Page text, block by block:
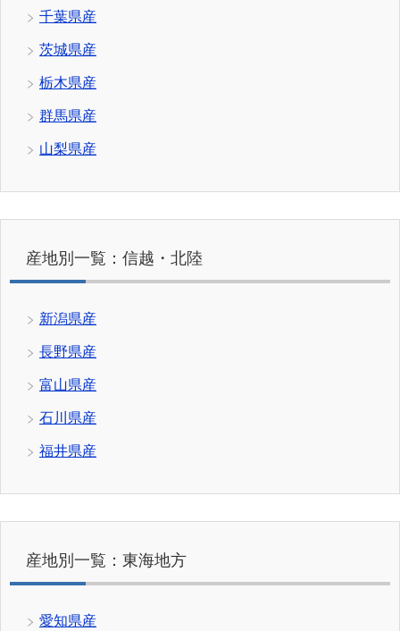
千葉県産
茨城県産
栃木県産
群馬県産
山梨県産
産地別一覧：信越・北陸
新潟県産
長野県産
富山県産
石川県産
福井県産
産地別一覧：東海地方
愛知県産